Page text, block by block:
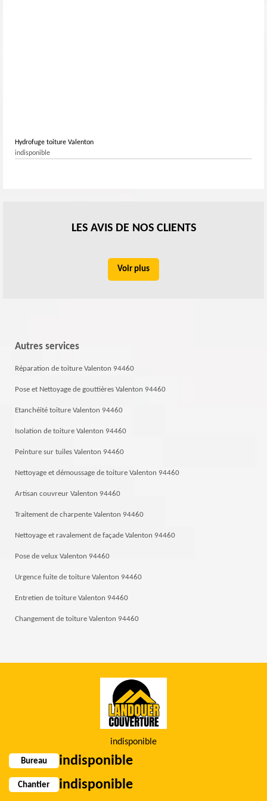
Hydrofuge toiture Valenton
indisponible
LES AVIS DE NOS CLIENTS
Voir plus
Autres services
Réparation de toiture Valenton 94460
Pose et Nettoyage de gouttières Valenton 94460
Etanchéité toiture Valenton 94460
Isolation de toiture Valenton 94460
Peinture sur tuiles Valenton 94460
Nettoyage et démoussage de toiture Valenton 94460
Artisan couvreur Valenton 94460
Traitement de charpente Valenton 94460
Nettoyage et ravalement de façade Valenton 94460
Pose de velux Valenton 94460
Urgence fuite de toiture Valenton 94460
Entretien de toiture Valenton 94460
Changement de toiture Valenton 94460
indisponible
Bureau indisponible
Chantier indisponible